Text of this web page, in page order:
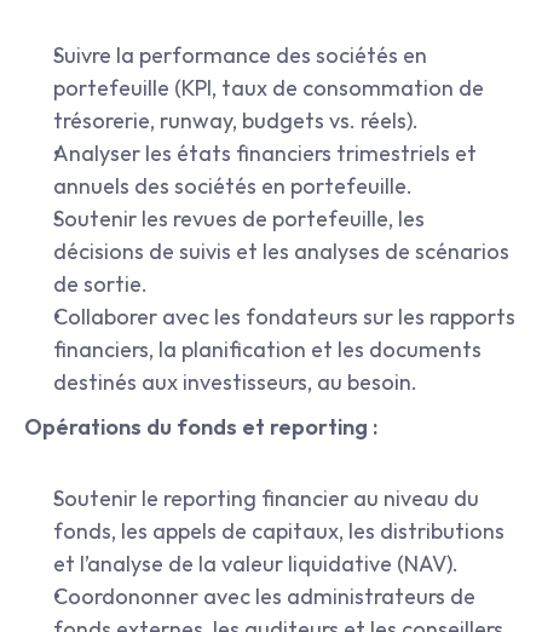
Suivre la performance des sociétés en
portefeuille (KPI, taux de consommation de
trésorerie, runway, budgets vs. réels).
Analyser les états financiers trimestriels et
annuels des sociétés en portefeuille.
Soutenir les revues de portefeuille, les
décisions de suivis et les analyses de scénarios
de sortie.
Collaborer avec les fondateurs sur les rapports
financiers, la planification et les documents
destinés aux investisseurs, au besoin.
Opérations du fonds et reporting :
Soutenir le reporting financier au niveau du
fonds, les appels de capitaux, les distributions
et l’analyse de la valeur liquidative (NAV).
Coordononner avec les administrateurs de